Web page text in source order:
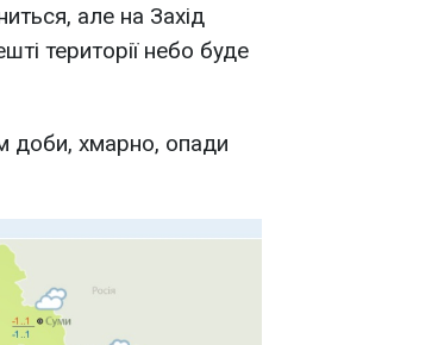
але на Захід
території небо буде
доби, хмарно, опади